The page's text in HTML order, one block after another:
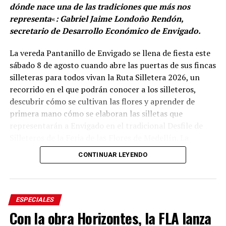
está disponible en la guía oficial de la ciudad, a través
del portal medellin.travel, donde se pueden consultar
los recorridos y experiencias vinculados al patrimonio
Comparte el artículo:
dónde nace una de las tradiciones que más nos
representa«: Gabriel Jaime Londoño Rendón,
secretario de Desarrollo Económico de Envigado.
La vereda Pantanillo de Envigado se llena de fiesta este
sábado 8 de agosto cuando abre las puertas de sus fincas
silleteras para todos vivan la Ruta Silletera 2026, un
recorrido en el que podrán conocer a los silleteros,
descubrir cómo se cultivan las flores y aprender de
primera mano cómo se elaboran las silletas que
jornada también ofrecerá gastronomía, música y otras
expresiones de la cultura campesina.
silleteras de la vereda Pantanillo estarán abiertas al
público. Allí, los visitantes podrán recorrer los espacios
donde las familias campesinas cultivan sus flores,
CONTINUAR LEYENDO
ESPECIALES
Con la obra Horizontes, la FLA lanza